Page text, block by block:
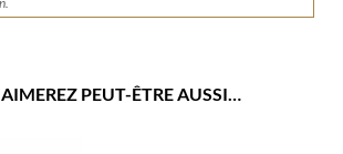
PEUT-ÊTRE AUSSI…